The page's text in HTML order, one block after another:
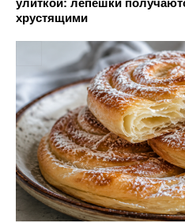
хрустящими